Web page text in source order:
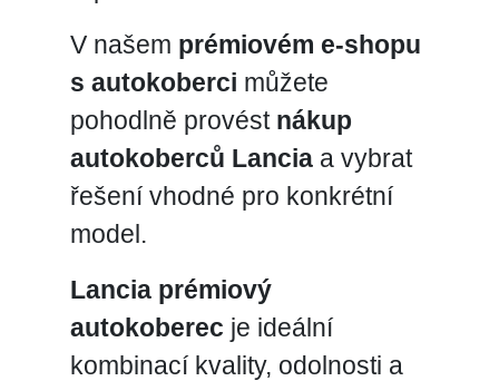
V našem prémiovém e-shopu
s autokoberci můžete
pohodlně provést nákup
autokoberců Lanciaa vybrat
řešení vhodné pro konkrétní
model.
Lancia prémiový
autokoberec je ideální
kombinací kvality, odolnosti a